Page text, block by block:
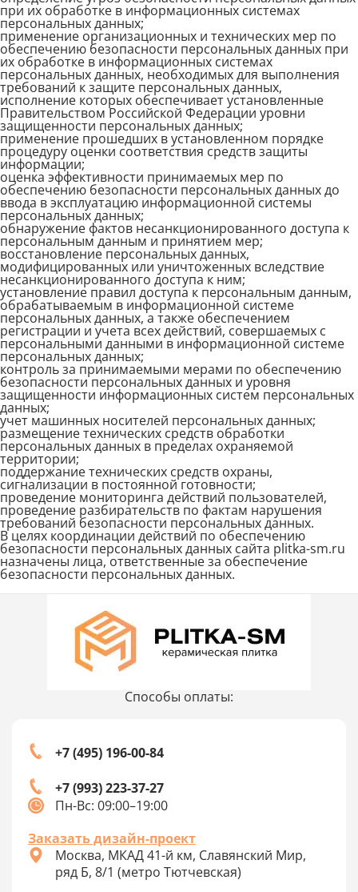
при их обработке в информационных системах
персональных данных;
применение организационных и технических мер по
обеспечению безопасности персональных данных при
их обработке в информационных системах
персональных данных, необходимых для выполнения
требований к защите персональных данных,
исполнение которых обеспечивает установленные
Правительством Российской Федерации уровни
защищенности персональных данных;
применение прошедших в установленном порядке
процедуру оценки соответствия средств защиты
информации;
оценка эффективности принимаемых мер по
обеспечению безопасности персональных данных до
ввода в эксплуатацию информационной системы
персональных данных;
обнаружение фактов несанкционированного доступа к
персональным данным и принятием мер;
восстановление персональных данных,
модифицированных или уничтоженных вследствие
несанкционированного доступа к ним;
установление правил доступа к персональным данным,
обрабатываемым в информационной системе
персональных данных, а также обеспечением
регистрации и учета всех действий, совершаемых с
персональными данными в информационной системе
персональных данных;
контроль за принимаемыми мерами по обеспечению
безопасности персональных данных и уровня
защищенности информационных систем персональных
данных;
учет машинных носителей персональных данных;
размещение технических средств обработки
персональных данных в пределах охраняемой
территории;
поддержание технических средств охраны,
сигнализации в постоянной готовности;
проведение мониторинга действий пользователей,
проведение разбирательств по фактам нарушения
требований безопасности персональных данных.
В целях координации действий по обеспечению
безопасности персональных данных сайта plitka-sm.ru
назначены лица, ответственные за обеспечение
безопасности персональных данных.
Способы оплаты:
+7 (495) 196-00-84
+7 (993) 223-37-27
Пн-Вс: 09:00–19:00
Заказать дизайн-проект
Москва, МКАД 41-й км, Славянский Мир,
ряд Б, 8/1 (метро Тютчевская)